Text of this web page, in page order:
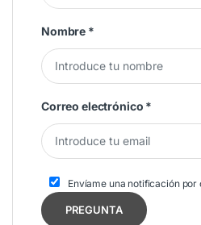
Nombre *
Correo electrónico *
Envíame una notificación por